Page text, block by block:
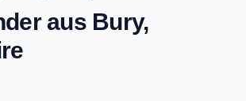
aus Bury,